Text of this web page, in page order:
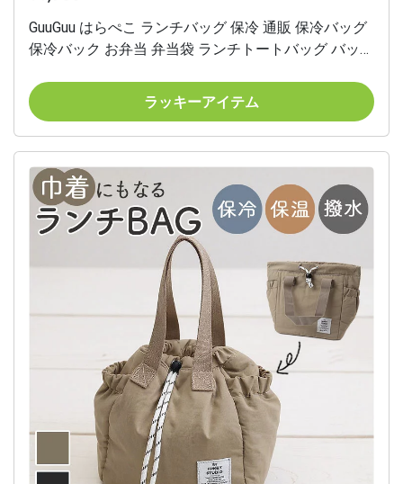
GuuGuu はらぺこ ランチバッグ 保冷 通販 保冷バッグ
保冷バック お弁当 弁当袋 ランチトートバッグ バッグ
箱入れバッグ 弁当箱入れ グーグーハラペコ 保冷ラン
チバッグ かわいい
ラッキーアイテム